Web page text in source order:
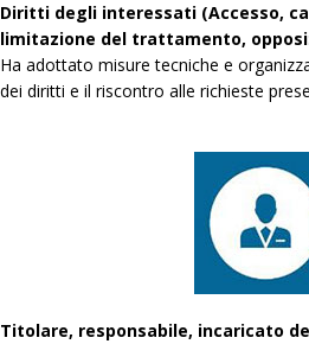
Diritti degli interessati (Accesso,
limitazione del trattamento,
Ha adottato misure tecniche e
dei diritti e il riscontro alle richieste
Titolare, responsabile, incaricato